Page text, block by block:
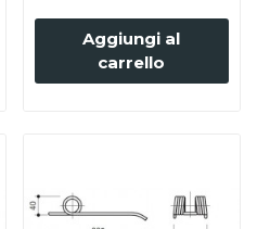
Aggiungi al
carrello